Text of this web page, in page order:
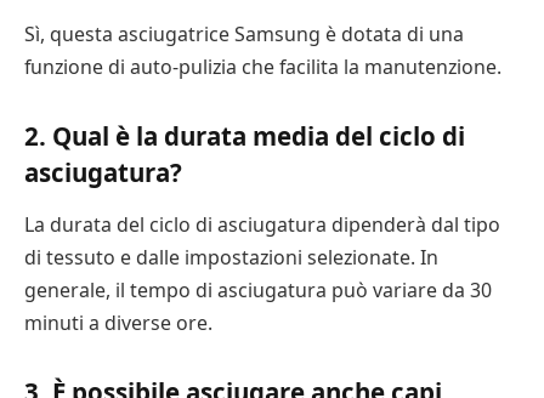
Sì, questa asciugatrice Samsung è dotata di una
funzione di auto-pulizia che facilita la manutenzione.
2. Qual è la durata media del ciclo di
asciugatura?
La durata del ciclo di asciugatura dipenderà dal tipo
di tessuto e dalle impostazioni selezionate. In
generale, il tempo di asciugatura può variare da 30
minuti a diverse ore.